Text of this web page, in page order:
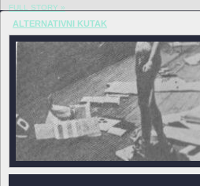
FULL STORY »
ALTERNATIVNI KUTAK